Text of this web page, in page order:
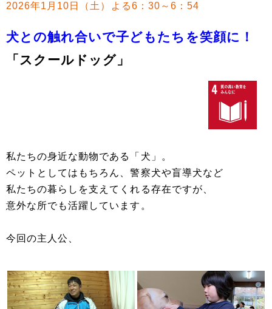
2026年1月10日（土）よる6：30～6：54
犬との触れ合いで子どもたちを笑顔に！
「スクールドッグ」
私たちの身近な動物である「犬」。
ペットとしてはもちろん、警察犬や盲導犬など
私たちの暮らしを支えてくれる存在ですが、
意外な所でも活躍しています。
今回の主人公、